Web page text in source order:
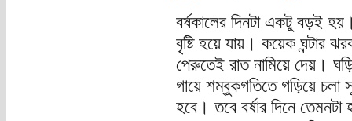
বর্ষকালের দিনটা একটু বড়ই
বৃষ্টি হয়ে যায়। কয়েক ঘন্টার
পেরুতেই রাত নামিয়ে দেয়।
গায়ে শম্বুকগতিতে গড়িয়ে চলা
হবে। তবে বর্ষার দিনে